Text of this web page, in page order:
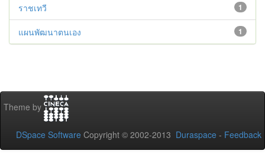
1
ราชเทวี
1
แผนพัฒนาตนเอง
Theme by
DSpace Software Copyright © 2002-2013 Duraspace - Feedback